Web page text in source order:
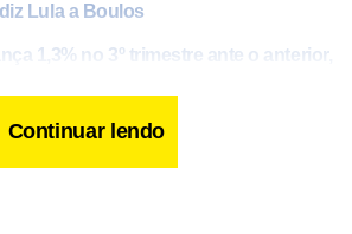
Lula a Boulos
1,3% no 3º trimestre ante o anterior,
não voltarão’, afirma Mercadante
Continuar lendo